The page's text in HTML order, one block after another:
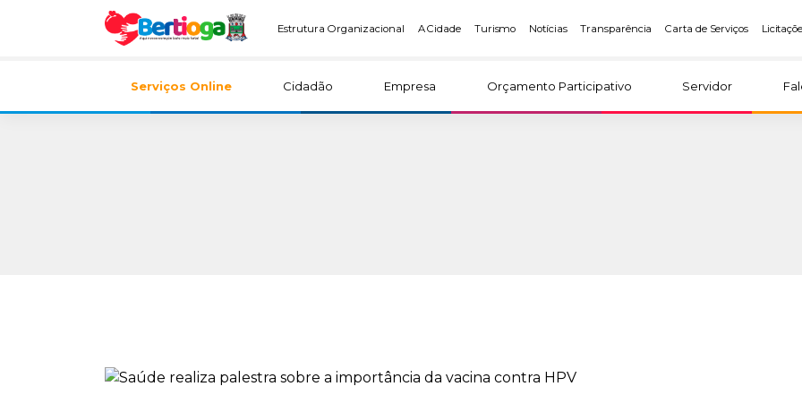
Estrutura Organizacional A Cidade Turismo Notícias Transparência Carta de Serviços
Serviços Online Cidadão Empresa Orçamento Participativo Servidor